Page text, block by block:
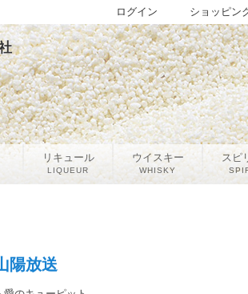
陽放送
リキュール
LIQUEUR
ウイスキー
WHISKY
スピ
ショッピン
ログイン